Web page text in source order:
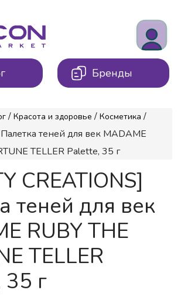
Бренды
/ Красота и здоровье / Косметика /
теней для век MADAME
TELLER Palette, 35 г
CREATIONS]
теней для век
RUBY THE
TELLER
г